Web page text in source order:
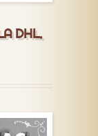
DHL.